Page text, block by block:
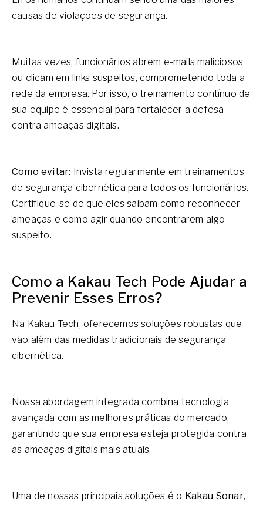
causas de violações de segurança.
Muitas vezes, funcionários abrem e-mails maliciosos
ou clicam em links suspeitos, comprometendo toda a
rede da empresa. Por isso, o treinamento contínuo de
sua equipe é essencial para fortalecer a defesa
contra ameaças digitais.
Como evitar: Invista regularmente em treinamentos
de segurança cibernética para todos os funcionários.
Certifique-se de que eles saibam como reconhecer
ameaças e como agir quando encontrarem algo
suspeito.
Como a Kakau Tech Pode Ajudar a
Prevenir Esses Erros?
Na Kakau Tech, oferecemos soluções robustas que
vão além das medidas tradicionais de segurança
cibernética.
Nossa abordagem integrada combina tecnologia
avançada com as melhores práticas do mercado,
garantindo que sua empresa esteja protegida contra
as ameaças digitais mais atuais.
Uma de nossas principais soluções é o Kakau Sonar,